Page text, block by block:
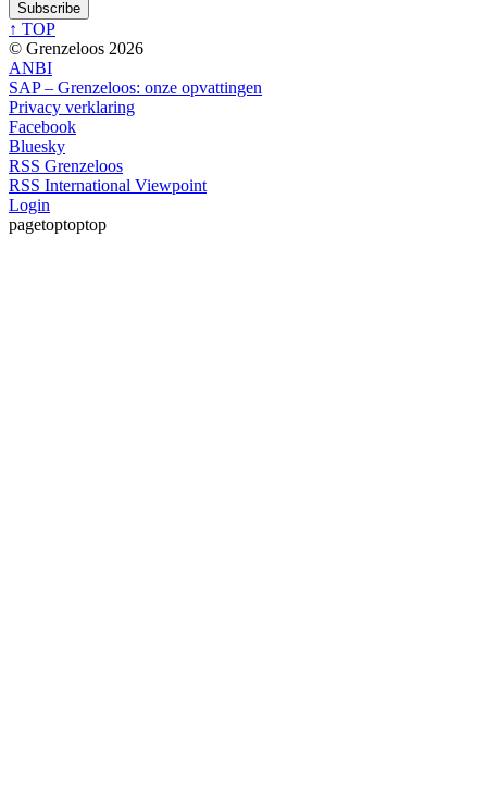
↑ TOP
© Grenzeloos 2026
ANBI
SAP – Grenzeloos: onze opvattingen
Privacy verklaring
Facebook
Bluesky
RSS Grenzeloos
RSS International Viewpoint
Login
pagetoptoptop